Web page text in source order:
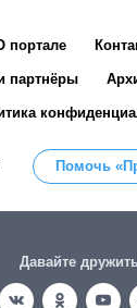
портале
партнёры
Помочь
Давайте